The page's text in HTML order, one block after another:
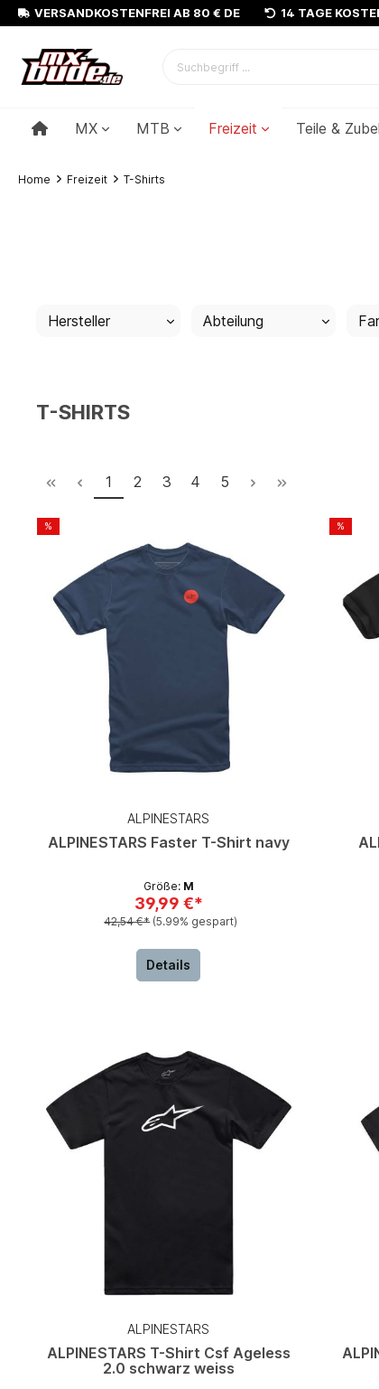
VERSANDKOSTENFREI AB 80 € DE 14 TAGE
MX MTB Freizeit Teile &
Home Freizeit T-Shirts
Hersteller Abteilung
T-SHIRTS
1 2 3 4 5
%
ALPINESTARS
ALPINESTARS Faster T-Shirt navy
Größe: M
39,99 €*
42,54 €* (5.99% gespart)
Details
%
ALPINESTARS
ALPINESTARS T-Shirt Csf Ageless
2.0 schwarz weiss